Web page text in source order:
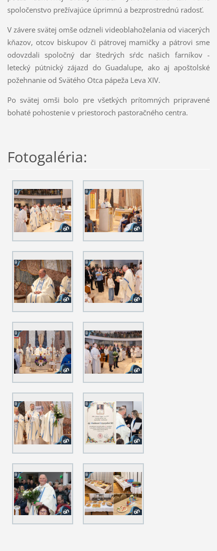
spoločenstvo prežívajúce úprimnú a bezprostrednú radosť.
V závere svätej omše odzneli videoblahoželania od viacerých
kňazov, otcov biskupov či pátrovej mamičky a pátrovi sme
odovzdali spoločný dar štedrých sŕdc našich farníkov -
letecký pútnický zájazd do Guadalupe, ako aj apoštolské
požehnanie od Svätého Otca pápeža Leva XIV.
Po svätej omši bolo pre všetkých prítomných pripravené
bohaté pohostenie v priestoroch pastoračného centra.
Fotogaléria: